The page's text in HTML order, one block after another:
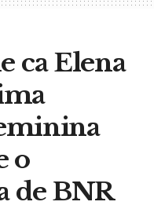
ca Elena
o
de BNR